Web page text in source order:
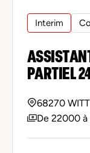
Interim
PARTIEL
68270
De 22000